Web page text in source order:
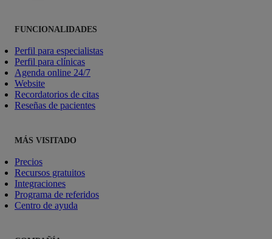
FUNCIONALIDADES
Perfil para especialistas
Perfil para clínicas
Agenda online 24/7
Website
Recordatorios de citas
Reseñas de pacientes
MÁS VISITADO
Precios
Recursos gratuitos
Integraciones
Programa de referidos
Centro de ayuda